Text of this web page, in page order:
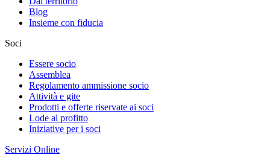
Blog
Insieme con fiducia
Soci
Essere socio
Assemblea
Regolamento ammissione socio
Attività e gite
Prodotti e offerte riservate ai soci
Lode al profitto
Iniziative per i soci
Servizi Online